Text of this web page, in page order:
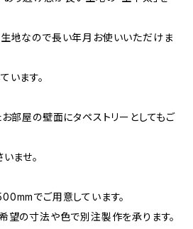
地なので長い年月お使いいただけま
います。
部屋の壁面にタペストリーとしてもご
ませ。
でご用意しています。
望の寸法や色で別注製作を承ります。